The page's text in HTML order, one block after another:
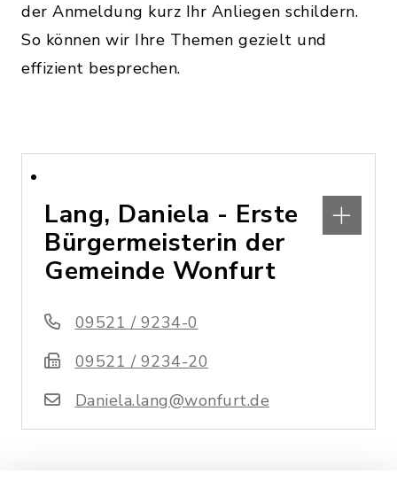
der Anmeldung kurz Ihr Anliegen schildern.
So können wir Ihre Themen gezielt und
effizient besprechen.
Lang, Daniela - Erste
Bürgermeisterin der
Gemeinde Wonfurt
09521 / 9234-0
09521 / 9234-20
Daniela.lang@wonfurt.de